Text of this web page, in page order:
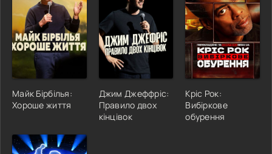
Майк Бірбілья:
Хороше життя
Джим Джеффріс:
Правило двох
кінцівок
Кріс Рок:
Вибіркове
обурення